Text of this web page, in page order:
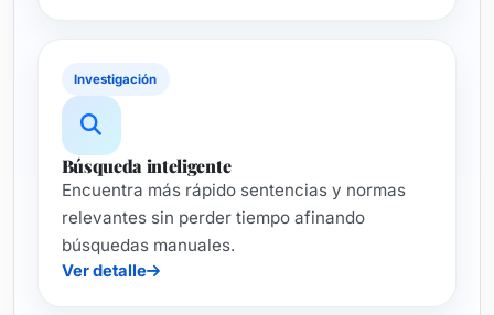
Investigación
Búsqueda inteligente
Encuentra más rápido sentencias y normas
relevantes sin perder tiempo afinando
búsquedas manuales.
Ver detalle